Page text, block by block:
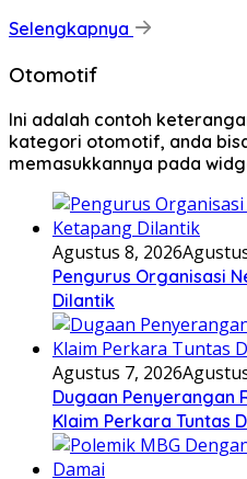
Selengkapnya
Otomotif
Ini adalah contoh
kategori otomotif, anda
memasukkannya pada
Agustus 8, 2026
Pengurus Organisasi
Dilantik
Agustus 7, 2026
Dugaan Penyerangan
Klaim Perkara Tuntas